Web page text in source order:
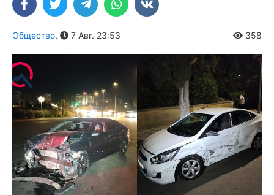
Общество, 7 Авг. 23:53 358